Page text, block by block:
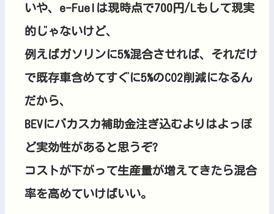
いや、e-Fuelは現時点で700円/Lもして現実
的じゃないけど、
例えばガソリンに5%混合させれば、それだけ
で既存車含めてすぐに5%のCO2削減になるん
だから、
BEVにバカスカ補助金注ぎ込むよりはよっぽ
ど実効性があると思うぞ?
コストが下がって生産量が増えてきたら混合
率を高めていけばいい。